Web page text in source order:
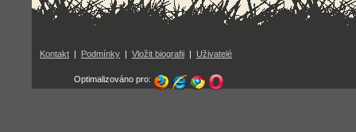
Kontakt | Podmínky | Vložit biografii | Uživatelé
Optimalizováno pro: